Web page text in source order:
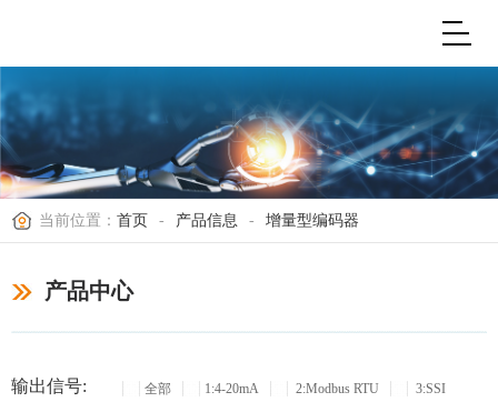
当前位置： 首页 - 产品信息 - 增量型编码器
产品中心
输出信号: 全部 1:4-20mA 2:Modbus RTU
3:SSI